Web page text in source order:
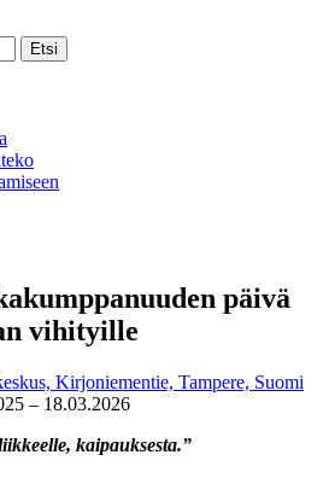
Etsi
päivä
vihityille
Kirjoniementie, Tampere, Suomi
– 18.03.2026
kaipauksesta.”